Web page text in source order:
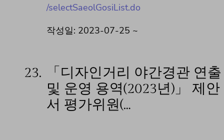
/selectSaeolGosiList.do
작성일: 2023-07-25 ~
23.
「디자인거리 야간경관 연출
및 운영 용역(2023년)」 제안
서 평가위원(…